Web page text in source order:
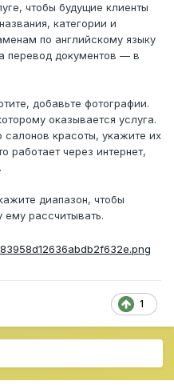
чтобы будущие клиенты
категории и
по английскому языку
перевод документов — в
добавьте фотографии.
оказывается услуга.
красоты, укажите их
работает через интернет,
диапазон, чтобы
рассчитывать.
1